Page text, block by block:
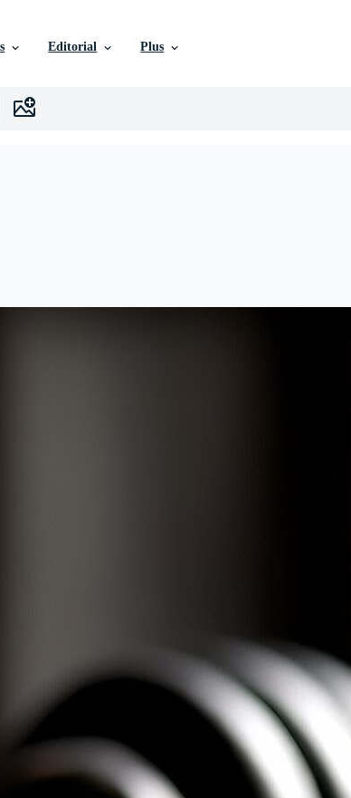
Editorial Plus